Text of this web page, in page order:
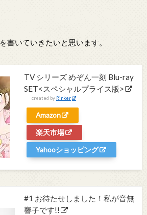
書いていきたいと思います。
TV シリーズ めぞん一刻 Blu-ray
SET<スペシャルプライス版>
created by Rinker
Amazon
楽天市場
Yahooショッピング
#1 お待たせしました！私が音無
響子です!!